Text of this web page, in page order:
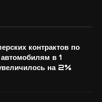
контрактов по
в 1
на 2%